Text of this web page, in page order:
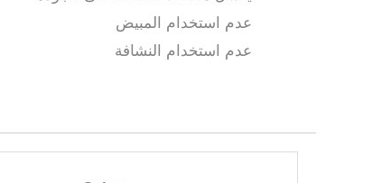
عدم استخدام المبيض
عدم استخدام النشافة